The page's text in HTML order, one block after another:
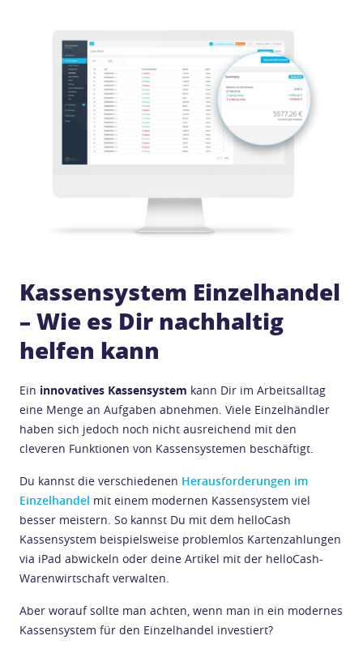
Kassensystem Einzelhandel
– Wie es Dir nachhaltig
helfen kann
Ein innovatives Kassensystem kann Dir im Arbeitsalltag
eine Menge an Aufgaben abnehmen. Viele Einzelhändler
haben sich jedoch noch nicht ausreichend mit den
cleveren Funktionen von Kassensystemen beschäftigt.
Du kannst die verschiedenen Herausforderungen im
Einzelhandel mit einem modernen Kassensystem viel
besser meistern. So kannst Du mit dem helloCash
Kassensystem beispielsweise problemlos Kartenzahlungen
via iPad abwickeln oder deine Artikel mit der helloCash-
Warenwirtschaft verwalten.
Aber worauf sollte man achten, wenn man in ein modernes
Kassensystem für den Einzelhandel investiert?